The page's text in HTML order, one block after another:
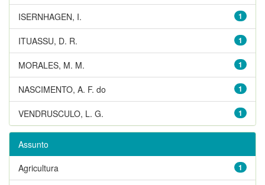
1
ISERNHAGEN, I.
1
ITUASSU, D. R.
1
MORALES, M. M.
1
NASCIMENTO, A. F. do
1
VENDRUSCULO, L. G.
Assunto
1
Agricultura